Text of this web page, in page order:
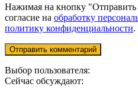
Нажимая на кнопку
согласие на обработку
политику конфиденциальности.
Выбор пользователя:
Сейчас обсуждают: